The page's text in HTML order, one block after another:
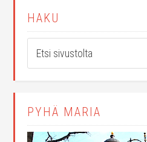
HAKU
PYHÄ MARIA